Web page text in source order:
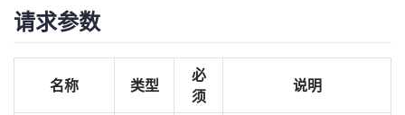
证
实
的
请求参数
名称 类型
必
须
说明